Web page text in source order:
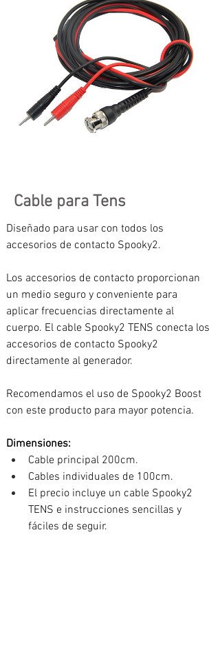
Cable para Tens
Diseñado para usar con todos los
accesorios de contacto Spooky2.
Los accesorios de contacto proporcionan
un medio seguro y conveniente para
aplicar frecuencias directamente al
cuerpo. El cable Spooky2 TENS conecta los
accesorios de contacto Spooky2
directamente al generador.
Recomendamos el uso de Spooky2 Boost
con este producto para mayor potencia.
Dimensiones:
Cable principal 200cm.
Cables individuales de 100cm.
El precio incluye un cable Spooky2
TENS e instrucciones sencillas y
fáciles de seguir.